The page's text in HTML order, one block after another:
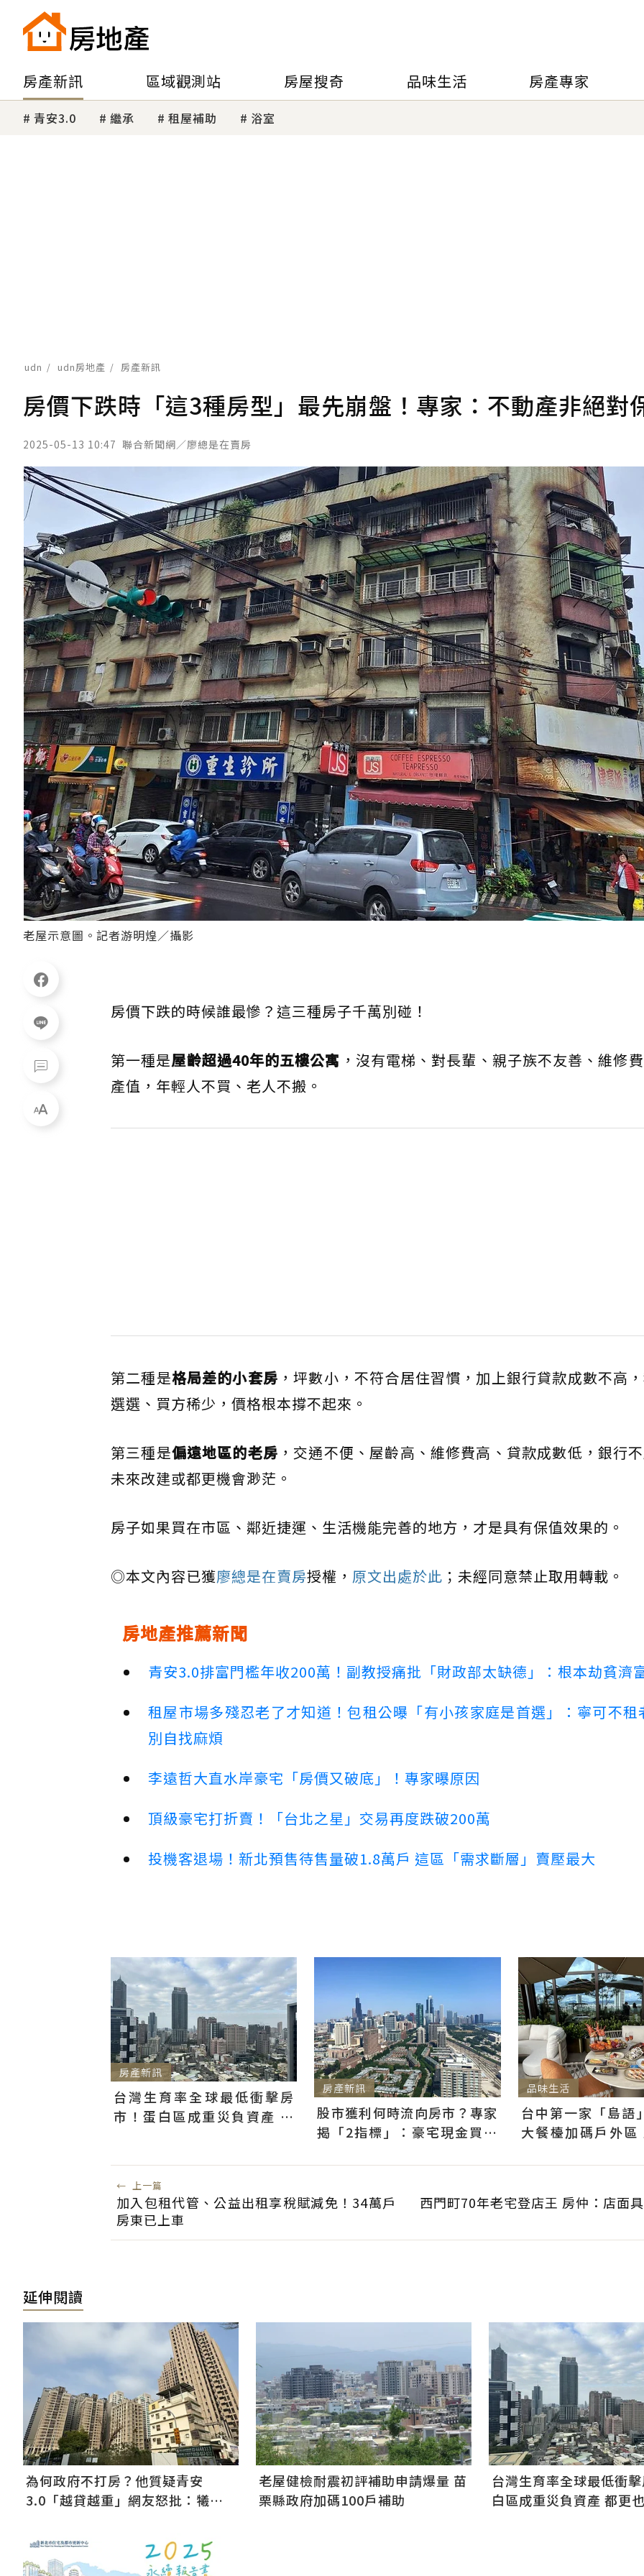
房產新訊 區域觀測站 房屋搜奇 品味生活 房產專家
青安3.0 繼承 租屋補助 浴室
udn udn房地產 房產新訊
房價下跌時「這3種房型」最先崩盤！專家：不動產非絕對
2025-05-13 10:47 聯合新聞網／廖總是在賣房
老屋示意圖。記者游明煌／攝影
房價下跌的時候誰最慘？這三種房子千萬別碰！
第一種是屋齡超過40年的五樓公寓 ，沒有電梯、對長輩、親子族不友善、維修
產值，年輕人不買、老人不搬。
第二種是格局差的小套房 ，坪數小，不符合居住習慣，加上銀行貸款成數不高
選選、買方稀少，價格根本撐不起來。
第三種是偏遠地區的老房 ，交通不便、屋齡高、維修費高、貸款成數低，銀行不
未來改建或都更機會渺茫。
房子如果買在市區、鄰近捷運、生活機能完善的地方，才是具有保值效果的。
◎本文內容已獲廖總是在賣房授權， 原文出處於此 ；未經同意禁止取用轉載。
房地產推薦新聞
青安3.0排富門檻年收200萬！副教授痛批「財政部太缺德」：根本劫貧濟
租屋市場多殘忍老了才知道！包租公曝「有小孩家庭是首選」：寧可不租
別自找麻煩
李遠哲大直水岸豪宅「房價又破底」！專家曝原因
頂級豪宅打折賣！「台北之星」交易再度跌破200萬
投機客退場！新北預售待售量破1.8萬戶 這區「需求斷層」賣壓最大
房產新訊
台灣生育率全球最低衝擊房
市！蛋白區成重災負資產 都
房產新訊
股市獲利何時流向房市？專家
揭「2指標」：豪宅現金買斷
品味生活
台中第一家「島語
大餐檯加碼戶外區
← 上一篇
加入包租代管、公益出租享稅賦減免！34萬戶
房東已上車
西門町70年老宅登店王 房仲：店面
延伸閱讀
為何政府不打房？他質疑青安
3.0「越貸越重」網友怒批：犧牲
老屋健檢耐震初評補助申請爆量 苗
栗縣政府加碼100戶補助
台灣生育率全球最低衝
白區成重災負資產 都更